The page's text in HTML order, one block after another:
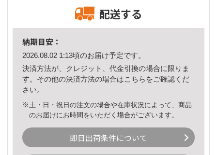
配送する
納期目安：
2026.08.02 1:13頃のお届け予定です。
決済方法が、クレジット、代金引換の場合に限りま
す。その他の決済方法の場合はこちら をご確認くだ
さい。
※土・日・祝日の注文の場合や在庫状況によって、商品
のお届けにお時間をいただく場合がございます。
即日出荷条件について